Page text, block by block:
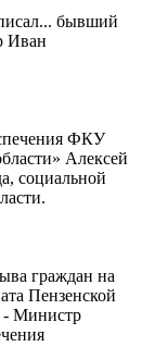
бывший
Иван
ФКУ
Алексей
социальной
граждан на
Пензенской
- Министр